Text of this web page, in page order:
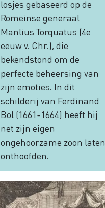
losjes gebaseerd op de
Romeinse generaal
Manlius Torquatus (4e
eeuw v. Chr.), die
bekendstond om de
perfecte beheersing van
zijn emoties. In dit
schilderij van Ferdinand
Bol (1661-1664) heeft hij
net zijn eigen
ongehoorzame zoon laten
onthoofden.